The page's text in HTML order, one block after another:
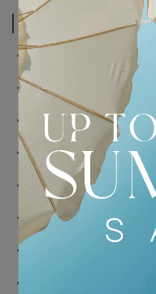
規格說明
‧ 尺寸：26cm x 26cm
‧ 產地：義大利
‧ 材質：陶瓷
‧ 禮盒包裝
‧ 手工製作
‧ 附壁盤掛勾
‧ Tema e Variazioni n.351
‧ 以軟布輕擦髒污，或